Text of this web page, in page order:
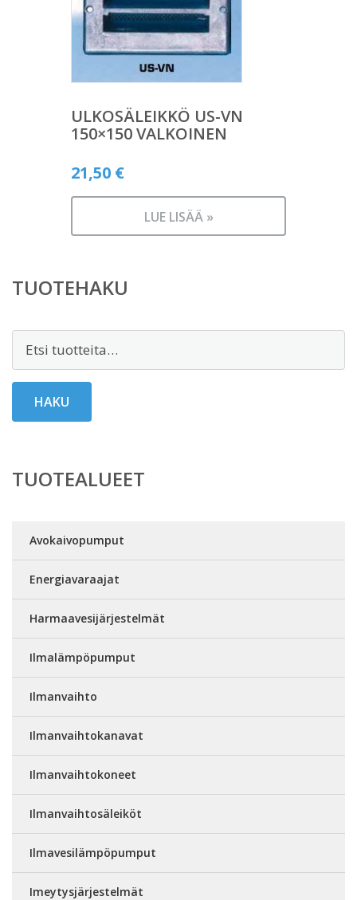
ULKOSÄLEIKKÖ US-VN
150×150 VALKOINEN
21,50 €
LUE LISÄÄ »
TUOTEHAKU
Etsi:
HAKU
TUOTEALUEET
Avokaivopumput
Energiavaraajat
Harmaavesijärjestelmät
Ilmalämpöpumput
Ilmanvaihto
Ilmanvaihtokanavat
Ilmanvaihtokoneet
Ilmanvaihtosäleiköt
Ilmavesilämpöpumput
Imeytysjärjestelmät